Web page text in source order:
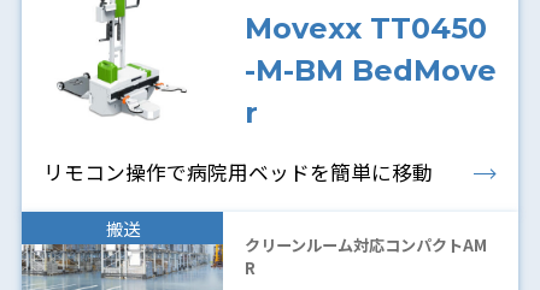
Movexx TT0450
-M-BM BedMove
r
リモコン操作で病院用ベッドを簡単に移動
搬送
クリーンルーム対応コンパクトAM
R